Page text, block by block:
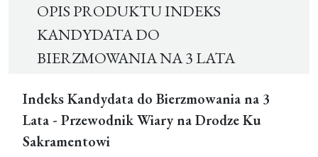
OPIS PRODUKTU INDEKS
KANDYDATA DO
BIERZMOWANIA NA 3 LATA
Indeks Kandydata do Bierzmowania na 3
Lata - Przewodnik Wiary na Drodze Ku
Sakramentowi